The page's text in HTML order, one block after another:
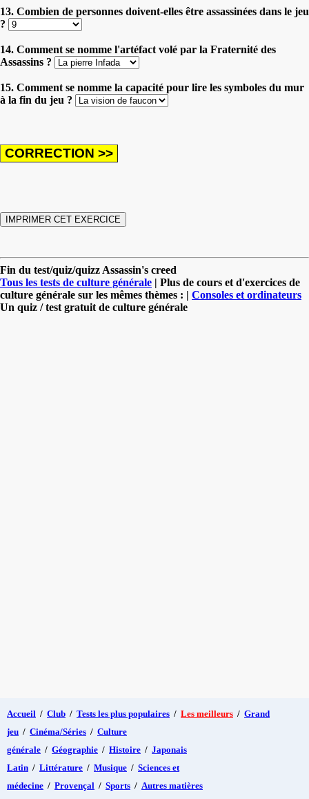
13. Combien de personnes doivent-elles être assassinées dans le jeu
?
14. Comment se nomme l'artéfact volé par la Fraternité des
Assassins ?
15. Comment se nomme la capacité pour lire les symboles du mur
à la fin du jeu ?
Fin du test/quiz/quizz Assassin's creed
Tous les tests de culture générale | Plus de cours et d'exercices de
culture générale sur les mêmes thèmes : | Consoles et ordinateurs
Un quiz / test gratuit de culture générale
Accueil / Club / Tests les plus populaires / Les meilleurs / Grand
jeu / Cinéma/Séries / Culture
générale / Géographie / Histoire / Japonais
Latin / Littérature / Musique / Sciences et
médecine / Provençal / Sports / Autres matières